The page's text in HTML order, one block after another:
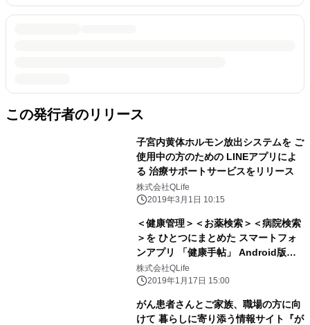
この発行者のリリース
子宮内黄体ホルモン放出システムを ご
使用中の方のための LINEアプリによ
る 治療サポートサービスをリリース
株式会社QLife
2019年3月1日 10:15
＜健康管理＞＜お薬検索＞＜病院検索
＞を ひとつにまとめた スマートフォ
ンアプリ 「健康手帖」 Android版
iOS版 リリース
株式会社QLife
2019年1月17日 15:00
がん患者さんとご家族、職場の方に向
けて 暮らしに寄り添う情報サイト『が